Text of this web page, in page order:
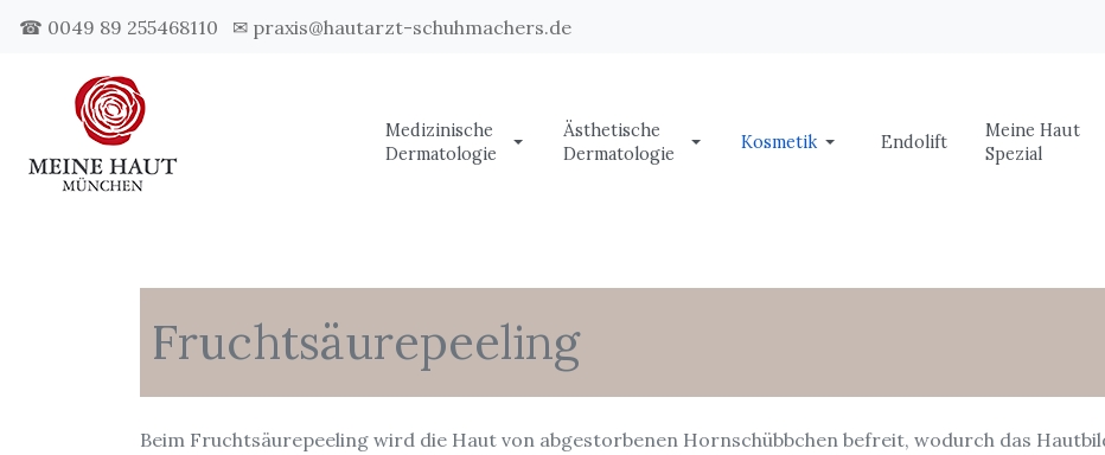
☎ 0049 89 255468110 ✉ praxis@hautarzt-schuhmachers.de
Medizinische
Dermatologie
Ästhetische
Dermatologie
Kosmetik Endolift
Meine Haut
Spezial
Fruchtsäurepeeling
Beim Fruchtsäurepeeling wird die Haut von abgestorbenen Hornschübbchen befreit, wodurch das